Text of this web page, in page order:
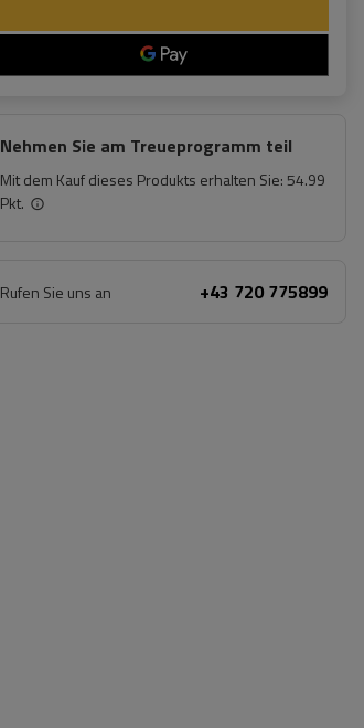
Nehmen Sie am Treueprogramm teil
Mit dem Kauf dieses Produkts erhalten Sie:54.99
Pkt.
Rufen Sie uns an +43 720 775899